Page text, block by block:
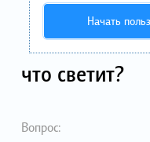
Начать
что светит?
Вопрос: